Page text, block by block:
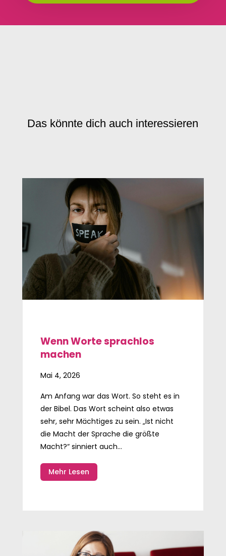
Das könnte dich auch interessieren
Wenn Worte sprachlos
machen
Mai 4, 2026
Am Anfang war das Wort. So steht es in
der Bibel. Das Wort scheint also etwas
sehr, sehr Mächtiges zu sein. „Ist nicht
die Macht der Sprache die größte
Macht?“ sinniert auch...
Mehr Lesen